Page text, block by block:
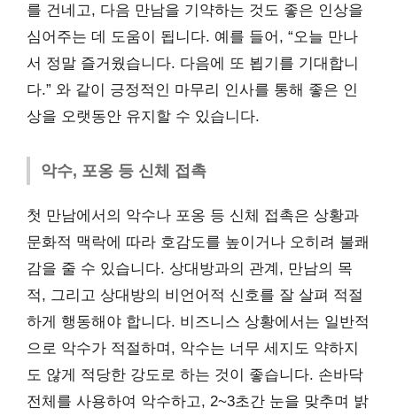
를 건네고, 다음 만남을 기약하는 것도 좋은 인상을
심어주는 데 도움이 됩니다. 예를 들어, “오늘 만나
서 정말 즐거웠습니다. 다음에 또 뵙기를 기대합니
다.” 와 같이 긍정적인 마무리 인사를 통해 좋은 인
상을 오랫동안 유지할 수 있습니다.
악수, 포옹 등 신체 접촉
첫 만남에서의 악수나 포옹 등 신체 접촉은 상황과
문화적 맥락에 따라 호감도를 높이거나 오히려 불쾌
감을 줄 수 있습니다. 상대방과의 관계, 만남의 목
적, 그리고 상대방의 비언어적 신호를 잘 살펴 적절
하게 행동해야 합니다. 비즈니스 상황에서는 일반적
으로 악수가 적절하며, 악수는 너무 세지도 약하지
도 않게 적당한 강도로 하는 것이 좋습니다. 손바닥
전체를 사용하여 악수하고, 2~3초간 눈을 맞추며 밝